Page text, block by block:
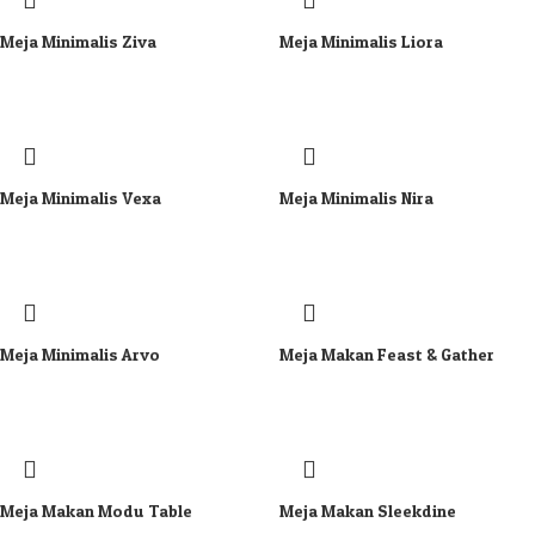
Meja Minimalis Ziva Meja Minimalis Liora
Meja Minimalis Vexa Meja Minimalis Nira
Meja Minimalis Arvo Meja Makan Feast & Gather
Meja Makan Modu Table Meja Makan Sleekdine